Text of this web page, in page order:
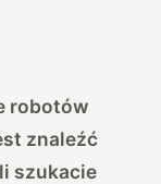
robotów
znaleźć
szukacie